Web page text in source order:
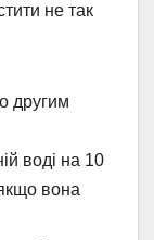
не так
другим
воді на 10
вона